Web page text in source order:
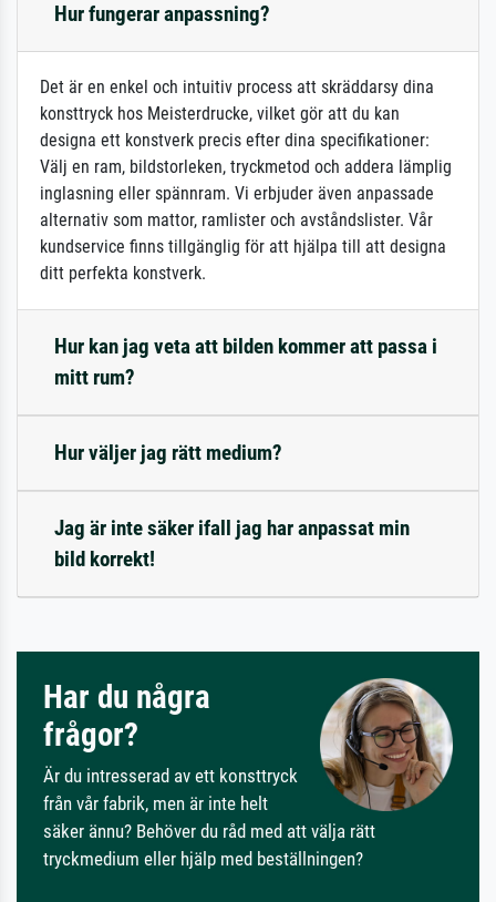
Hur fungerar anpassning?
Det är en enkel och intuitiv process att skräddarsy dina
konsttryck hos Meisterdrucke, vilket gör att du kan
designa ett konstverk precis efter dina specifikationer:
Välj en ram, bildstorleken, tryckmetod och addera lämplig
inglasning eller spännram. Vi erbjuder även anpassade
alternativ som mattor, ramlister och avståndslister. Vår
kundservice finns tillgänglig för att hjälpa till att designa
ditt perfekta konstverk.
Hur kan jag veta att bilden kommer att passa i
mitt rum?
Hur väljer jag rätt medium?
Jag är inte säker ifall jag har anpassat min
bild korrekt!
Har du några
frågor?
Är du intresserad av ett konsttryck
från vår fabrik, men är inte helt
säker ännu? Behöver du råd med att välja rätt
tryckmedium eller hjälp med beställningen?